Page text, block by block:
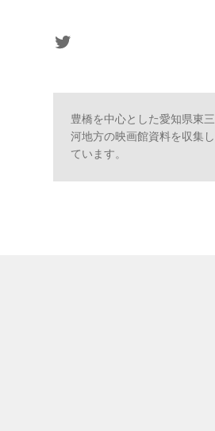
sasaki's Twitter
豊橋を中心とした愛知県東三
河地方の映画館資料を収集し
ています。